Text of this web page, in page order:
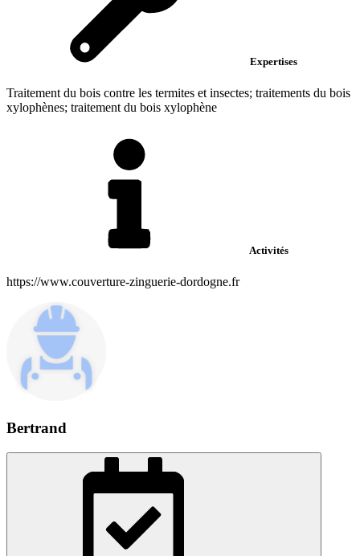
Expertises
Traitement du bois contre les termites et insectes; traitements du bois
xylophènes; traitement du bois xylophène
Activités
https://www.couverture-zinguerie-dordogne.fr
Bertrand